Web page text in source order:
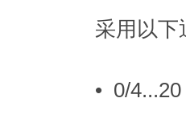
采用以下
• 0/